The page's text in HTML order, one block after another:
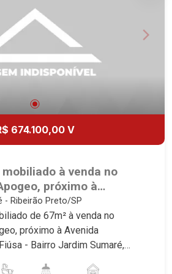
674.100,00 V
à venda no
próximo à
João Fiúsa -
SP.
- Ribeirão Preto/SP
de 67m² à venda no
próximo à Avenida
- Bairro Jardim Sumaré,